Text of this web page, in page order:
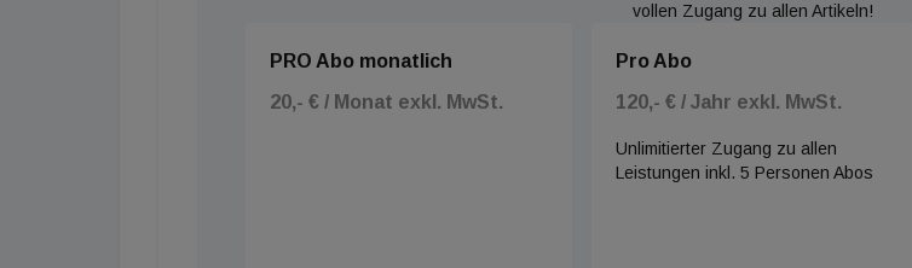
vollen Zugang zu allen Artikeln!
PRO Abo monatlich
20,- € / Monat exkl. MwSt.
Pro Abo
120,- € / Jahr exkl. MwSt.
Unlimitierter Zugang zu allen
Leistungen inkl. 5 Personen Abos